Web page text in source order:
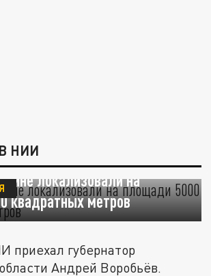
НИИ
локализовали на
квадратных метров
приехал губернатор
Андрей Воробьёв.